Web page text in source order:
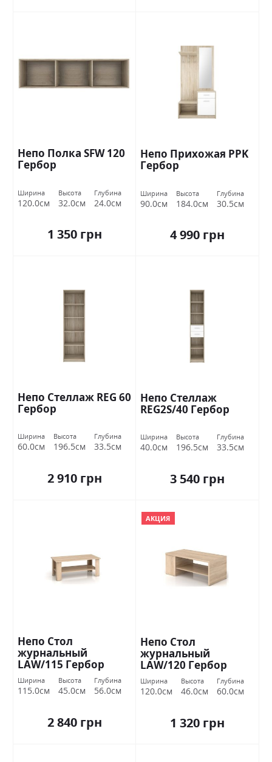
Непо Полка SFW 120
Гербор
Ширина
120.0см
Высота
32.0см
Глубина
24.0см
1 350 грн
Непо Прихожая PPK
Гербор
Ширина
90.0см
Высота
184.0см
Глубина
30.5см
4 990 грн
Непо Стеллаж REG 60
Гербор
Ширина
60.0см
Высота
196.5см
Глубина
33.5см
2 910 грн
Непо Стеллаж
REG2S/40 Гербор
Ширина
40.0см
Высота
196.5см
Глубина
33.5см
3 540 грн
Непо Стол
журнальный
LAW/115 Гербор
Ширина
115.0см
Высота
45.0см
Глубина
56.0см
2 840 грн
АКЦИЯ
Непо Стол
журнальный
LAW/120 Гербор
Ширина
120.0см
Высота
46.0см
Глубина
60.0см
1 320 грн